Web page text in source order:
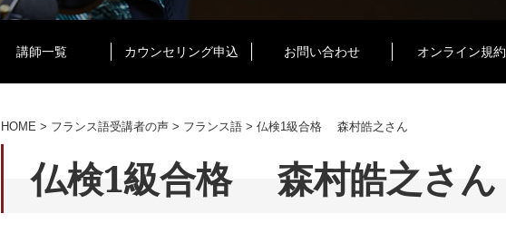
講師一覧 カウンセリング申込 お問い合わせ オンライン規約
HOME > フランス語受講者の声 > フランス語 > 仏検1級合格 森村皓之さん
仏検1級合格 森村皓之さん